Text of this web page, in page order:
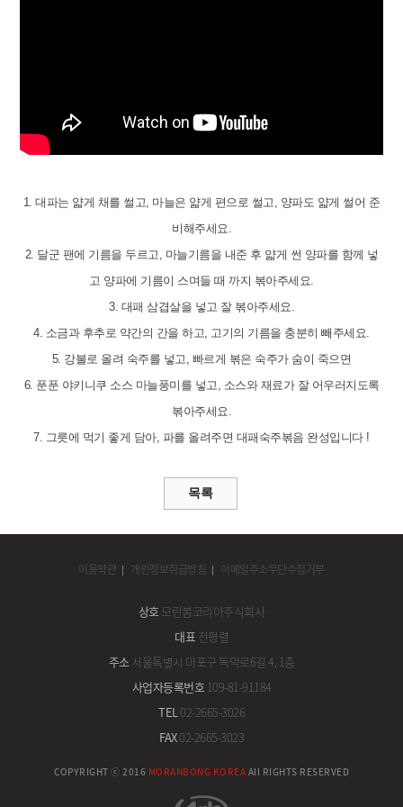
1. 대파는 얇게 채를 썰고, 마늘은 얇게 편으로 썰고, 양파도 얇게 썰어 준
비해주세요.
2. 달군 팬에 기름을 두르고, 마늘기름을 내준 후 얇게 썬 양파를 함께 넣
고 양파에 기름이 스며들 때 까지 볶아주세요.
3. 대패 삼겹살을 넣고 잘 볶아주세요.
4. 소금과 후추로 약간의 간을 하고, 고기의 기름을 충분히 빼주세요.
5. 강불로 올려 숙주를 넣고, 빠르게 볶은 숙주가 숨이 죽으면
6. 푼푼 야키니쿠 소스 마늘풍미를 넣고, 소스와 재료가 잘 어우러지도록
볶아주세요.
7. 그릇에 먹기 좋게 담아, 파를 올려주면 대패숙주볶음 완성입니다 !
이용약관 개인정보취급방침 이메일주소무단수집거부
상호모란봉코리아주식회사
대표전평렬
주소서울특별시 마포구 독막로6길 4, 1층
사업자등록번호109-81-91184
TEL02-2665-3026
FAX02-2665-3023
COPYRIGHT ⓒ 2016 MORANBONG KOREA All RIGHTS RESERVED